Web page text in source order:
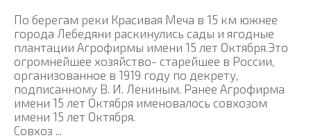
По берегам реки Красивая Меча в 15 км южнее
города Лебедяни раскинулись сады и ягодные
плантации Агрофирмы имени 15 лет Октября.Это
огромнейшее хозяйство- старейшее в России,
организованное в 1919 году по декрету,
подписанному В. И. Лениным. Ранее Агрофирма
имени 15 лет Октября именовалось совхозом
имени 15 лет Октября.
Совхоз ...